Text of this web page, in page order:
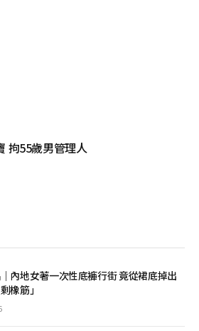
拘55歲男管理人
內地女著一次性底褲行街 竟從裙底掉出
橡筋」